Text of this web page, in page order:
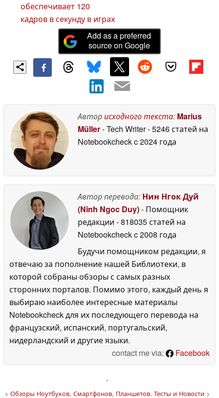
обеспечивает 120
кадров в секунду в играх
Add as a preferred
source on Google
Авторисходного текста: Marius
Müller- Tech Writer- 5246 статей на
Notebookcheckc 2024 года
Автор перевода: Нин Нгок Дуй
(Ninh Ngoc Duy)- Помощник
редакции - 818035 статей на
Notebookcheckc 2008 года
Будучи помощником редакции, я
отвечаю за пополнение нашей Библиотеки, в
которой собраны обзоры с самых разных
сторонних порталов. Помимо этого, каждый день я
выбираю наиболее интересные материалы
Notebookcheck для их последующего перевода на
французский, испанский, португальский,
нидерландский и другие языки.
contact me via:
Facebook
'
> Обзоры Ноутбуков, Смартфонов, Планшетов. Тесты и Новости>